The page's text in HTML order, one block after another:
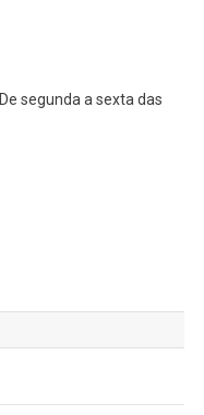
De segunda a sexta das